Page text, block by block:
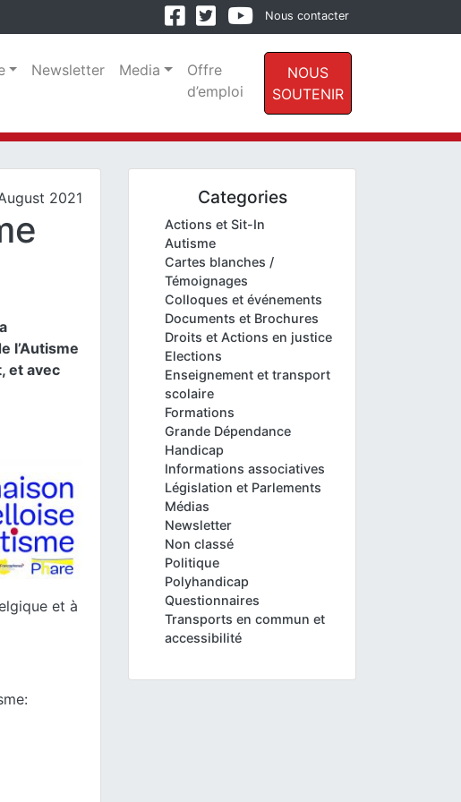
Nous contacter
Newsletter Media
Offre
d’emploi
NOUS
SOUTENIR
2021
l’Autisme
et avec
et à
Categories
Actions et Sit-In
Autisme
Cartes blanches /
Témoignages
Colloques et événements
Documents et Brochures
Droits et Actions en justice
Elections
Enseignement et transport
scolaire
Formations
Grande Dépendance
Handicap
Informations associatives
Législation et Parlements
Médias
Newsletter
Non classé
Politique
Polyhandicap
Questionnaires
Transports en commun et
accessibilité